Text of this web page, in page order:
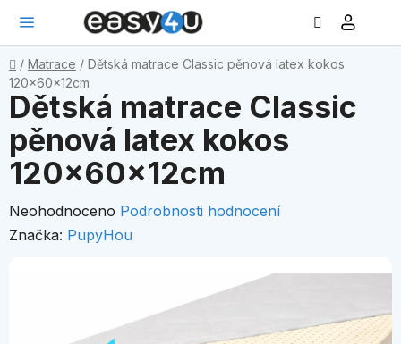
obsah
Domů
/ Matrace / Dětská matrace Classic pěnová latex kokos
120x60x12cm
Dětská matrace Classic
pěnová latex kokos
120x60x12cm
Průměrné
hodnocení
Neohodnoceno Podrobnosti hodnocení
Značka: PupyHou